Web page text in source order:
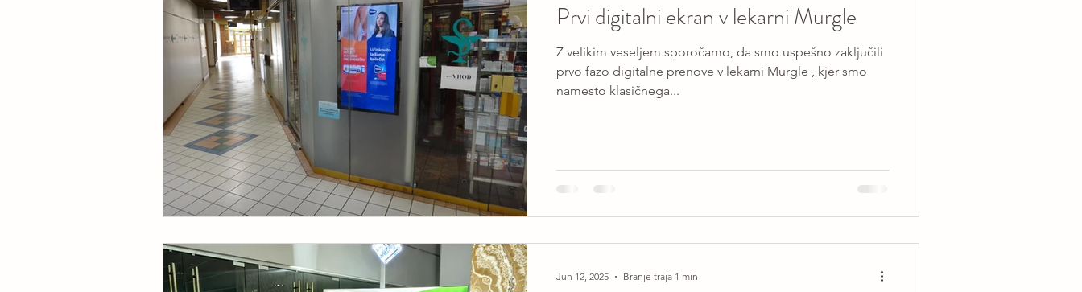
Prvi digitalni ekran v lekarni Murgle
Z velikim veseljem sporočamo, da smo uspešno zaključili
prvo fazo digitalne prenove v lekarni Murgle , kjer smo
namesto klasičnega...
Jun 12, 2025 Branje traja 1 min